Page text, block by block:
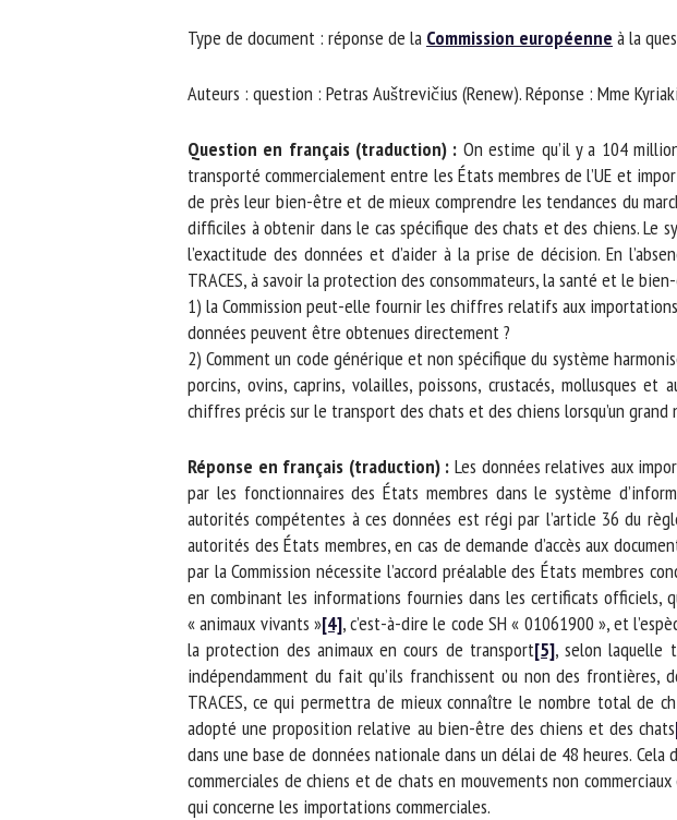
Type de document : réponse de laCommission européenneà la
Auteurs : question : Petras Auštrevičius (Renew). Réponse : Mme
Question en français (traduction) : On estime qu’il y a 104
transporté commercialement entre les États membres de l’UE et
de près leur bien-être et de mieux comprendre les tendances du
difficiles à obtenir dans le cas spécifique des chats et des chiens. Le
l’exactitude des données et d’aider à la prise de décision. En
TRACES, à savoir la protection des consommateurs, la santé et le
1) la Commission peut-elle fournir les chiffres relatifs aux
données peuvent être obtenues directement ?
2) Comment un code générique et non spécifique du système
porcins, ovins, caprins, volailles, poissons, crustacés, mollusques
chiffres précis sur le transport des chats et des chiens lorsqu’un grand
Réponse en français (traduction) : Les données relatives aux
par les fonctionnaires des États membres dans le système
autorités compétentes à ces données est régi par l’article 36 du
autorités des États membres, en cas de demande d’accès aux
par la Commission nécessite l’accord préalable des États membres
en combinant les informations fournies dans les certificats officiels,
« animaux vivants » [4], c’est-à-dire le code SH « 01061900 », et
la protection des animaux en cours de transport[5], selon laquelle
indépendamment du fait qu’ils franchissent ou non des frontières,
TRACES, ce qui permettra de mieux connaître le nombre total de
adopté une proposition relative au bien-être des chiens et des chats
dans une base de données nationale dans un délai de 48 heures.
commerciales de chiens et de chats en mouvements non
qui concerne les importations commerciales.
*
En soumettant ce
utilisées dans le cadre de la
Les champs suivis de * sont